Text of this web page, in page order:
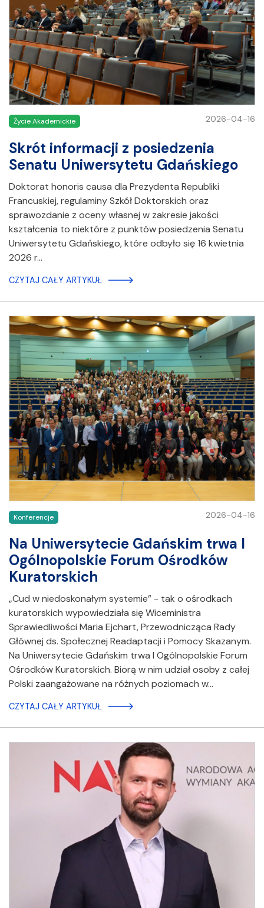
Życie Akademickie 2026-04-16
Skrót informacji z posiedzenia
Senatu Uniwersytetu Gdańskiego
Doktorat honoris causa dla Prezydenta Republiki
Francuskiej, regulaminy Szkół Doktorskich oraz
sprawozdanie z oceny własnej w zakresie jakości
kształcenia to niektóre z punktów posiedzenia Senatu
Uniwersytetu Gdańskiego, które odbyło się 16 kwietnia
2026 r…
CZYTAJ CAŁY ARTYKUŁ
Konferencje 2026-04-16
Na Uniwersytecie Gdańskim trwa I
Ogólnopolskie Forum Ośrodków
Kuratorskich
„Cud w niedoskonałym systemie” - tak o ośrodkach
kuratorskich wypowiedziała się Wiceministra
Sprawiedliwości Maria Ejchart, Przewodnicząca Rady
Głównej ds. Społecznej Readaptacji i Pomocy Skazanym.
Na Uniwersytecie Gdańskim trwa I Ogólnopolskie Forum
Ośrodków Kuratorskich. Biorą w nim udział osoby z całej
Polski zaangażowane na różnych poziomach w…
CZYTAJ CAŁY ARTYKUŁ